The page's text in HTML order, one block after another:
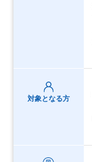
対象となる方